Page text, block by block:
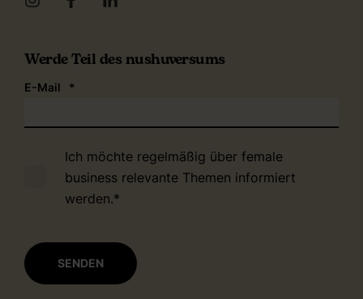
Werde Teil des nushuversums
E-Mail *
Ich möchte regelmäßig über female
business relevante Themen informiert
werden.*